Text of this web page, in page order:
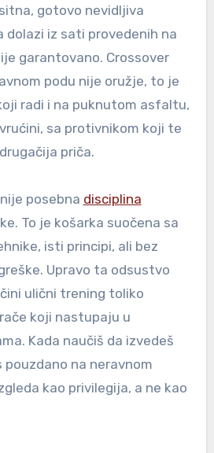
gotovo nevidljiva
dolazi iz sati provedenih na
garantovano. Crossover
podu nije oružje, to je
radi i na puknutom asfaltu,
sa protivnikom koji te
priča.
posebna disciplina
To je košarka suočena sa
isti principi, ali bez
Upravo ta odsustvo
ulični trening toliko
koji nastupaju u
Kada naučiš da izvedeš
na neravnom
kao privilegija, a ne kao